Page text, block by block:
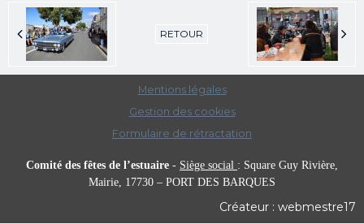
RETOUR
Mentions légales
Gestion des cookies
Formulaire de rétractation
Comité des fêtes de l’estuaire - Siège social : Square Guy Rivière,
Mairie, 17730 – PORT DES BARQUES
Créateur : webmestre17